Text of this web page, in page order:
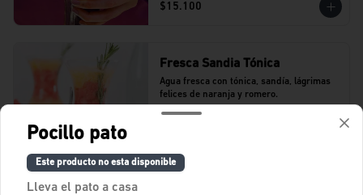
$15.100
Fresca Sandia Tónica
Agua fresca con tónica, sandía, lágrimas
felices de naranja y romero.
$11.400
Pocillo pato
Este producto no esta disponible
Lleva el pato a casa